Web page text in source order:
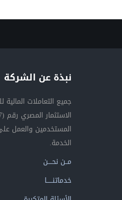
نبذة عن الشركة
جميع التعاملات
المستخدمين والعمل
الخدمة.
مــن نحــــن
خدماتنــــــا